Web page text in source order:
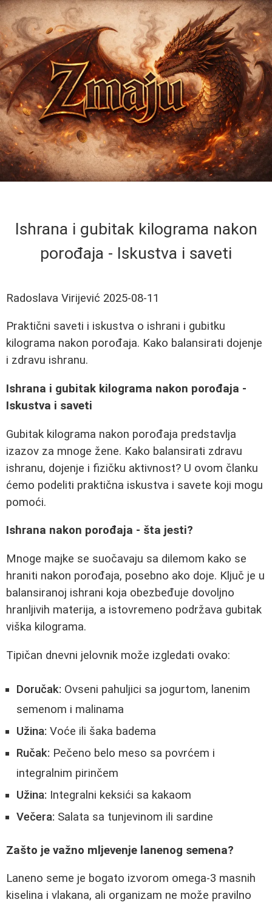
Ishrana i gubitak kilograma nakon
porođaja - Iskustva i saveti
Radoslava Virijević 2025-08-11
Praktični saveti i iskustva o ishrani i gubitku
kilograma nakon porođaja. Kako balansirati dojenje
i zdravu ishranu.
Ishrana i gubitak kilograma nakon porođaja -
Iskustva i saveti
Gubitak kilograma nakon porođaja predstavlja
izazov za mnoge žene. Kako balansirati zdravu
ishranu, dojenje i fizičku aktivnost? U ovom članku
ćemo podeliti praktična iskustva i savete koji mogu
pomoći.
Ishrana nakon porođaja - šta jesti?
Mnoge majke se suočavaju sa dilemom kako se
hraniti nakon porođaja, posebno ako doje. Ključ je u
balansiranoj ishrani koja obezbeđuje dovoljno
hranljivih materija, a istovremeno podržava gubitak
viška kilograma.
Tipičan dnevni jelovnik može izgledati ovako:
Doručak: Ovseni pahuljici sa jogurtom, lanenim
semenom i malinama
Užina: Voće ili šaka badema
Ručak: Pečeno belo meso sa povrćem i
integralnim pirinčem
Užina: Integralni keksići sa kakaom
Večera: Salata sa tunjevinom ili sardine
Zašto je važno mljevenje lanenog semena?
Laneno seme je bogato izvorom omega-3 masnih
kiselina i vlakana, ali organizam ne može pravilno